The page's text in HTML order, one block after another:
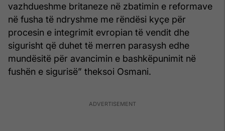
vazhdueshme britaneze në zbatimin e reformave
në fusha të ndryshme me rëndësi kyçe për
procesin e integrimit evropian të vendit dhe
sigurisht që duhet të merren parasysh edhe
mundësitë për avancimin e bashkëpunimit në
fushën e sigurisë” theksoi Osmani.